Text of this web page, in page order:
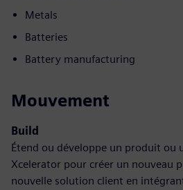
Metals
Batteries
Battery manufacturing
Mouvement
Build
Étend ou développe un produit ou
Xcelerator pour créer un nouveau
nouvelle solution client en